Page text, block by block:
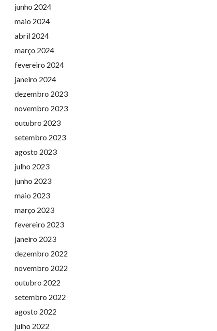
junho 2024
maio 2024
abril 2024
março 2024
fevereiro 2024
janeiro 2024
dezembro 2023
novembro 2023
outubro 2023
setembro 2023
agosto 2023
julho 2023
junho 2023
maio 2023
março 2023
fevereiro 2023
janeiro 2023
dezembro 2022
novembro 2022
outubro 2022
setembro 2022
agosto 2022
julho 2022